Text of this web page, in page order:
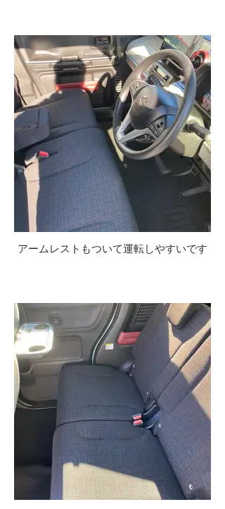
アームレストもついて運転しやすいです